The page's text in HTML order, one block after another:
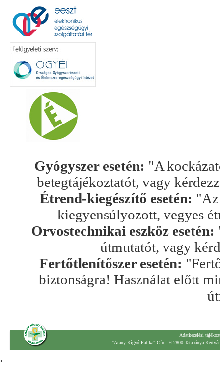
Gyógyszer esetén: "A
betegtájékoztatót, vagy
Étrend-kiegészítő esetén: "Az
kiegyensúlyozott, vegyes
Orvostechnikai eszköz esetén:
útmutatót, vagy
Fertőtlenítőszer esetén:
biztonságra! Használat előtt
Adatkezelési
"Arany Kígyó Patika" Cím: H-2800 Tatabánya-
.